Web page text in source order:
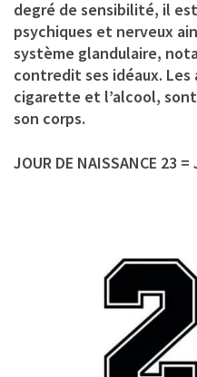
degré de sensibilité, il
psychiques et nerveux
système glandulaire,
contredit ses idéaux.
cigarette et l’alcool,
son corps.
JOUR DE NAISSANCE 23 =